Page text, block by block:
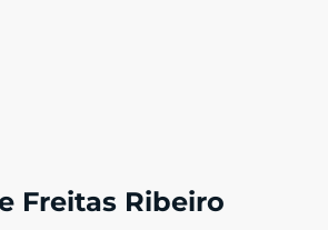
Freitas Ribeiro